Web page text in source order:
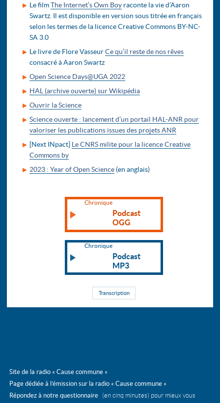
Le filmThe Internet’s Own Boy raconte la vie d’Aaron
Swartz. Il est disponible en version sous titrée en français
selon les termes de la licence Creative Commons BY-NC-
SA 3.0
Le livre de Flore VasseurCe qu’il reste de nos rêves
consacré à Aaron Swartz
Open Science Days@UGA 2022
HAL (archive ouverte) sur Wikipédia
Ouvrir la Science
Science ouverte : lancement d’un portail HAL-ANR pour
valoriser les publications issues des projets ANR
[Next INpact] Le CNRS milite pour la licence Creative
Commons by
2023 : Year of Open Science (en anglais)
Chronique
Podcast
OGG
Chronique
Podcast
MP3
Transcription
Site de la radio « Cause commune »
Page dédiée à l’émission sur la radio « Cause commune »
Répondez à notre questionnaire
(en cinq minutes) pour mieux vous